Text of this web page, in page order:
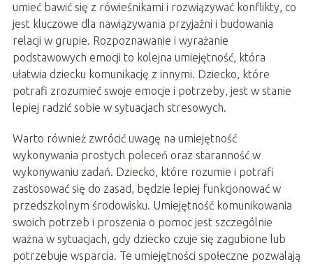
umieć bawić się z rówieśnikami i rozwiązywać konflikty, co
jest kluczowe dla nawiązywania przyjaźni i budowania
relacji w grupie. Rozpoznawanie i wyrażanie
podstawowych emocji to kolejna umiejętność, która
ułatwia dziecku komunikację z innymi. Dziecko, które
potrafi zrozumieć swoje emocje i potrzeby, jest w stanie
lepiej radzić sobie w sytuacjach stresowych.
Warto również zwrócić uwagę na umiejętność
wykonywania prostych poleceń oraz staranność w
wykonywaniu zadań. Dziecko, które rozumie i potrafi
zastosować się do zasad, będzie lepiej funkcjonować w
przedszkolnym środowisku. Umiejętność komunikowania
swoich potrzeb i proszenia o pomoc jest szczególnie
ważna w sytuacjach, gdy dziecko czuje się zagubione lub
potrzebuje wsparcia. Te umiejętności społeczne pozwalają